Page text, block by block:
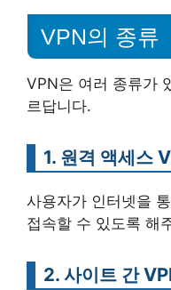
VPN의 종류
VPN은 여러 종류가
르답니다.
1. 원격 액세스
사용자가 인터넷을
접속할 수 있도록 해
2. 사이트 간